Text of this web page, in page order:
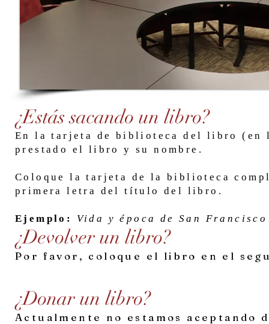
¿Estás sacando un libro?
En la tarjeta de biblioteca del libro (en
prestado el libro y su nombre.
Coloque la tarjeta de la biblioteca
primera letra del título del libro.
Ejemplo: Vida y época de San
¿Devolver un libro?
Por favor, coloque el libro en el
¿Donar un libro?
Actualmente no estamos aceptando